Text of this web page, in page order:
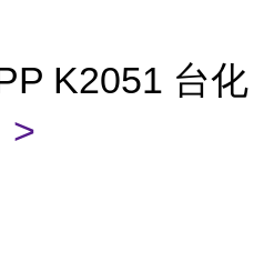
K2051 台化
>